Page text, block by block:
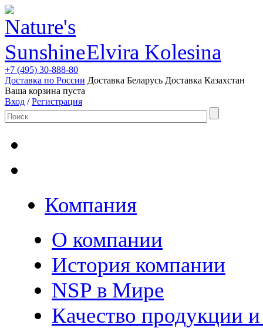
Elvira Kolesina
+7 (495) 30-888-80
Доставка по России Доставка Беларусь Доставка Казахстан
Ваша корзина пуста
Вход /Регистрация
Компания
О компании
История компании
NSP в Мире
Качество продукции